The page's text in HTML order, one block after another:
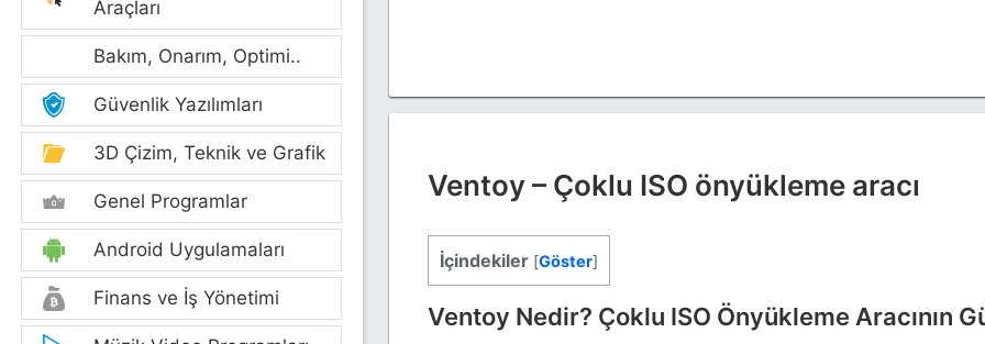
Araçları
Bakım, Onarım, Optimi..
Güvenlik Yazılımları
3D Çizim, Teknik ve Grafik
Genel Programlar
Android Uygulamaları
Finans ve İş Yönetimi
Ventoy – Çoklu ISO önyükleme aracı
İçindekiler [Göster]
Ventoy Nedir? Çoklu ISO Önyükleme Aracının